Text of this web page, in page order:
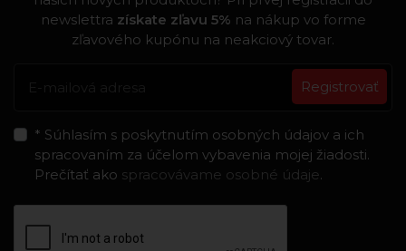
newslettra získate zľavu 5% na nákup vo forme
zľavového kupónu na neakciový tovar.
Registrovať
* Súhlasím s poskytnutím osobných údajov a ich
spracovaním za účelom vybavenia mojej žiadosti.
Prečítať ako spracovávame osobné údaje.